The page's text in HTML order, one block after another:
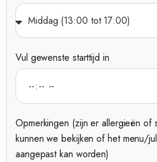
Vul gewenste starttijd in
Opmerkingen (zijn er allergieën of
kunnen we bekijken of het menu/
aangepast kan worden)